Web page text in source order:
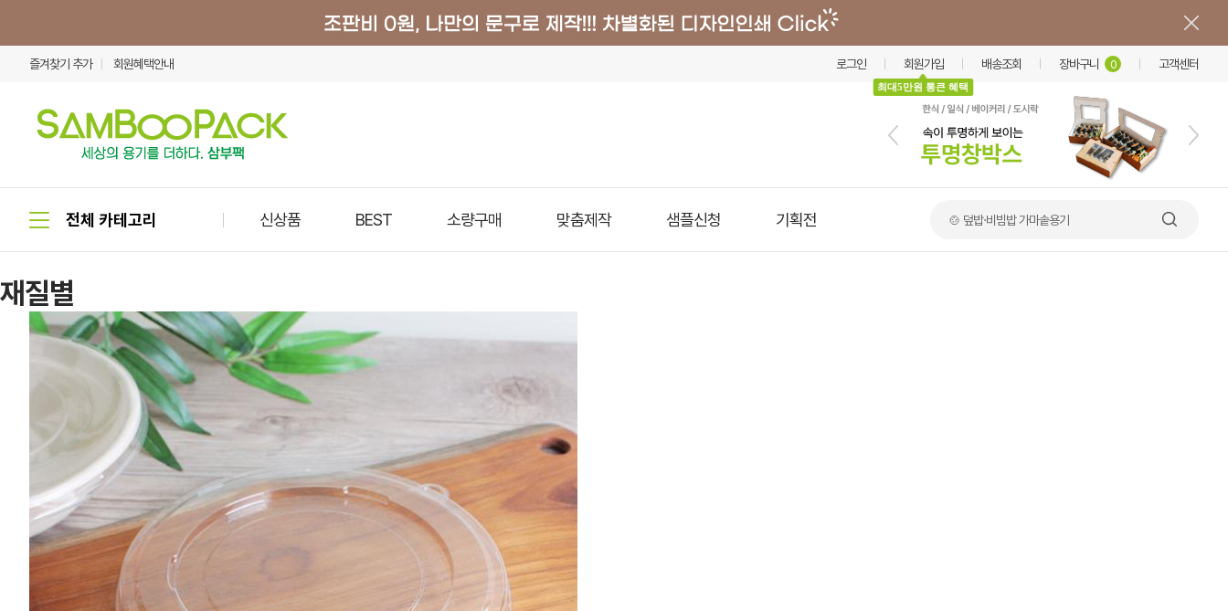
즐겨찾기 추가 회원혜택안내 로그인 회원가입
최대5만원 통큰 혜택
배송조회 장바구니 0 고객센터
신상품 BEST 소량구매 맞춤제작 샘플신청 기획전 🍲 덮밥·비빔밥 가마솥용기
재질별